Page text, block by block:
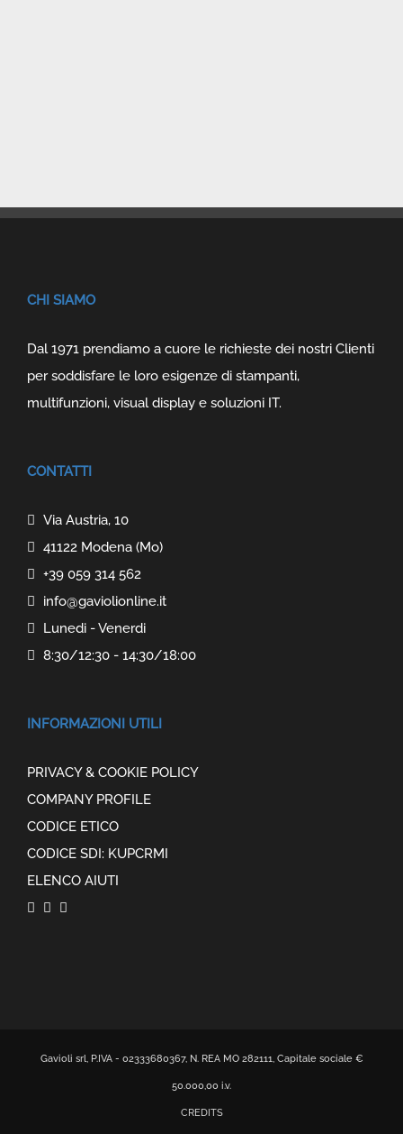
CHI SIAMO
Dal 1971 prendiamo a cuore le richieste dei nostri Clienti
per soddisfare le loro esigenze di stampanti,
multifunzioni, visual display e soluzioni IT.
CONTATTI
Via Austria, 10
41122 Modena (Mo)
+39 059 314 562
info@gaviolionline.it
Lunedi - Venerdi
8:30/12:30 - 14:30/18:00
INFORMAZIONI UTILI
PRIVACY & COOKIE POLICY
COMPANY PROFILE
CODICE ETICO
CODICE SDI: KUPCRMI
ELENCO AIUTI
Gavioli srl, P.IVA - 02333680367, N. REA MO 282111, Capitale sociale €
50.000,00 i.v.
CREDITS